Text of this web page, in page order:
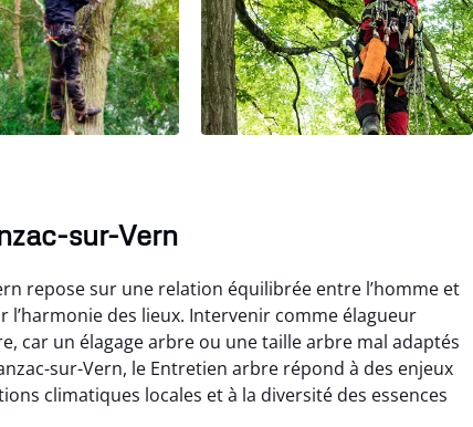
sur-Vern
repose sur une relation équilibrée entre l’homme et
des lieux. Intervenir comme élagueur
car un élagage arbre ou une taille arbre mal adaptés
sur-Vern, le Entretien arbre répond à des enjeux
climatiques locales et à la diversité des essences